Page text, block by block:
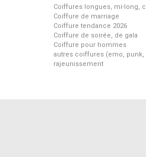
Coiffures longues, mi-long,
Coiffure de marriage
Coiffure tendance 2026
Coiffure de soirée, de gala
Coiffure pour hommes
autres coiffures (emo, punk,
rajeunissement